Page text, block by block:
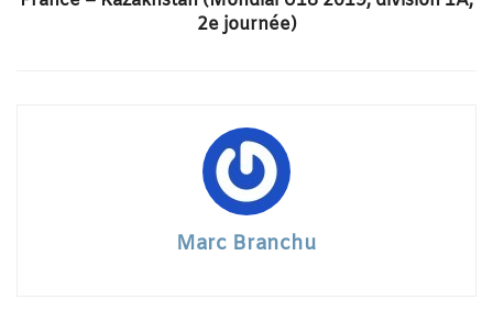
2e journée)
Marc Branchu